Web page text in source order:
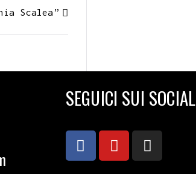
Scalea”
SEGUICI SUI SOCIAL